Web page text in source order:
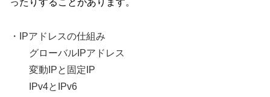
ったりすることがあります。
・IPアドレスの仕組み
グローバルIPアドレス
変動IPと固定IP
IPv4とIPv6